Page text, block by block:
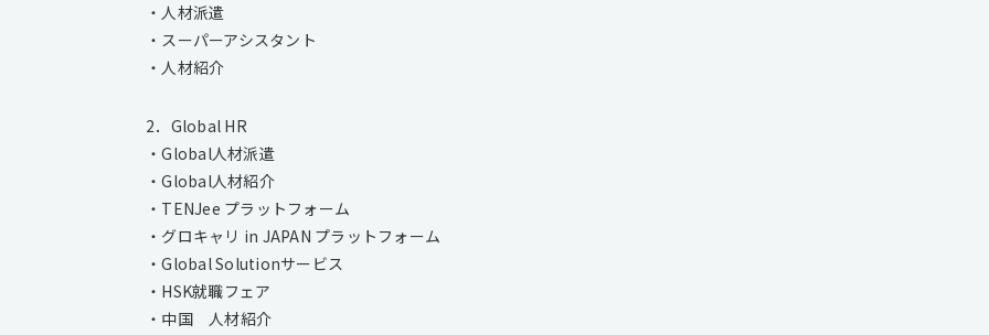
・人材派遣
・スーパーアシスタント
・人材紹介
2．Global HR
・Global人材派遣
・Global人材紹介
・TENJee プラットフォーム
・グロキャリ in JAPAN プラットフォーム
・Global Solutionサービス
・HSK就職フェア
・中国 人材紹介